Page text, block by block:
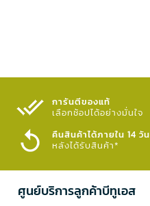
การันตีของแท้
เลือกช้อปได้อย่างมั่นใจ​
คืนสินค้าได้ภายใน 14 วัน
หลังได้รับสินค้า*
ศูนย์บริการลูกค้าบีทูเอส